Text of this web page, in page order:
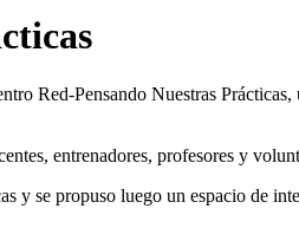
Red-Pensando Nuestras
entrenadores, profesores y
y se propuso luego un espacio de